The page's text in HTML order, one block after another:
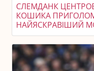
СЛЕМДАНК
КОШИКА
НАЙЯСКРАВІШИЙ